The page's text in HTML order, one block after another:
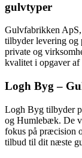
gulvtyper
Gulvfabrikken ApS,
tilbyder levering og
private og
kvalitet i opgaver af
Logh Byg –
Logh Byg tilbyder
og Humlebæk. De
fokus på præcision
tilbud til dit næste